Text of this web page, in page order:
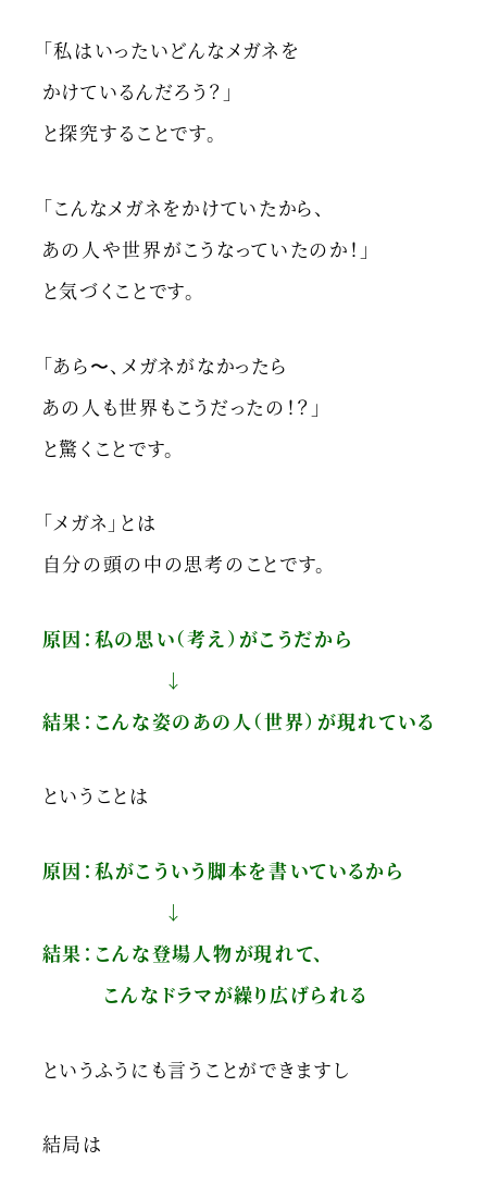
「私はいったいどんなメガネを
かけているんだろう？」
と探究することです。
「こんなメガネをかけていたから、
あの人や世界がこうなっていたのか！」
と気づくことです。
「あら〜、メガネがなかったら
あの人も世界もこうだったの！？」
と驚くことです。
「メガネ」とは
自分の頭の中の思考のことです。
原因：私の思い（考え）がこうだから
↓
結果：こんな姿のあの人（世界）が現れている
ということは
原因：私がこういう脚本を書いているから
↓
結果：こんな登場人物が現れて、
こんなドラマが繰り広げられる
というふうにも言うことができますし
結局は